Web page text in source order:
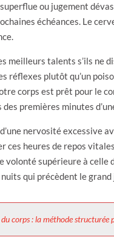
ou jugement
échéances. Le
meilleurs talents s’ils ne
réflexes plutôt qu’un
corps est prêt pour le
premières minutes
nervosité excessive
heures de repos
supérieure à celle
qui précèdent le grand
corps : la méthode structurée